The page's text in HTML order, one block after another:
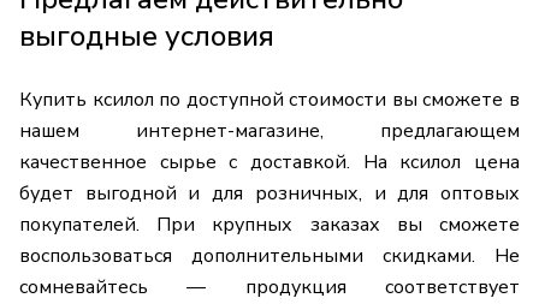
выгодные условия
Купить ксилол по доступной стоимости вы сможете в
нашем интернет-магазине, предлагающем
качественное сырье с доставкой. На ксилол цена
будет выгодной и для розничных, и для оптовых
покупателей. При крупных заказах вы сможете
воспользоваться дополнительными скидками. Не
сомневайтесь — продукция соответствует